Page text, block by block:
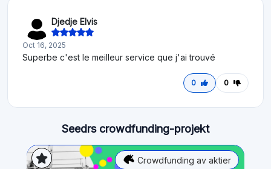
Djedje Elvis
Oct 16, 2025
Superbe c'est le meilleur service que j'ai trouvé
0 0
Seedrs crowdfunding-projekt
Crowdfunding av aktier